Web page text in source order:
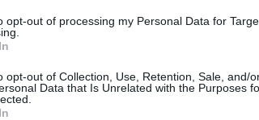
opt-out of processing my Personal Data for
opt-out of Collection, Use, Retention, Sale, and/
Data that Is Unrelated with the Purposes
impuse de Primăria din Verona
decembrie 2009, a solicitat sprijinul
terenului în numele statului
fiind astfel obţinut.